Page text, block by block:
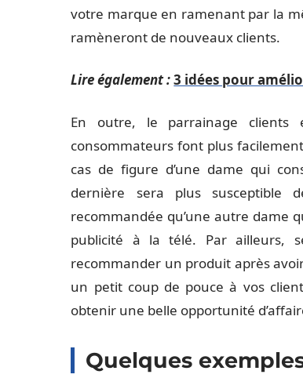
votre marque en ramenant par la
ramèneront de nouveaux clients.
Lire également :3 idées pour
En outre, le parrainage
consommateurs font plus
cas de figure d’une dame qui
dernière sera plus susceptible
recommandée qu’une autre dame
publicité à la télé. Par ailleurs,
recommander un produit après
un petit coup de pouce à vos
obtenir une belle opportunité
Quelques